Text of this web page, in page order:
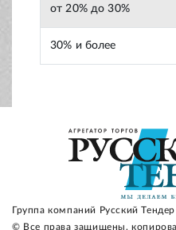
от 20% до 30%
30% и более
Группа компаний Русский
© Все права защищены,